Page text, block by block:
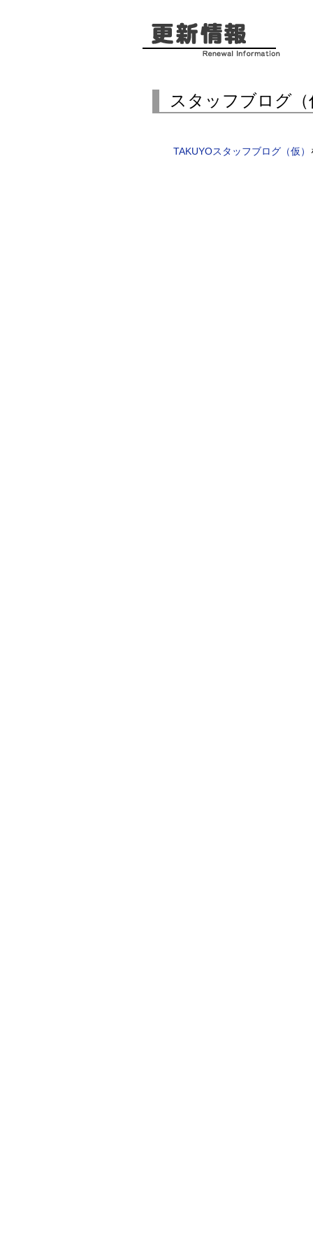
スタッフブログ
TAKUYOスタッフブログ（仮）